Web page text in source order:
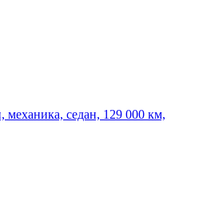
механика, седан, 129 000 км,